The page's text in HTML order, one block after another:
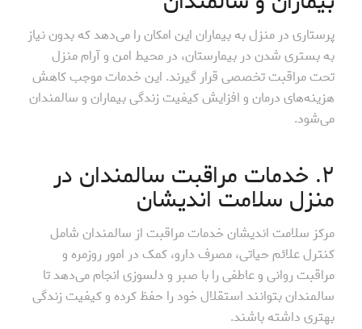
پرستاری در منزل به بیماران این امکان را می‌دهد که بدون نیاز
به بستری شدن در بیمارستان، در محیط امن و آرام منزل
تحت مراقبت تخصصی قرار گیرند. این خدمات موجب کاهش
هزینه‌های درمان و افزایش کیفیت زندگی بیماران و سالمندان
می‌شود.
۲. خدمات مراقبت سالمندان در
منزل سلامت اندیشان
مرکز سلامت اندیشان خدمات مراقبت از سالمندان شامل
کنترل علائم حیاتی، مصرف دارو، کمک در امور روزمره و
مراقبت روانی و عاطفی را با صبر و دلسوزی انجام می‌دهد تا
سالمندان بتوانند استقلال خود را حفظ کرده و کیفیت زندگی
بهتری داشته باشند.